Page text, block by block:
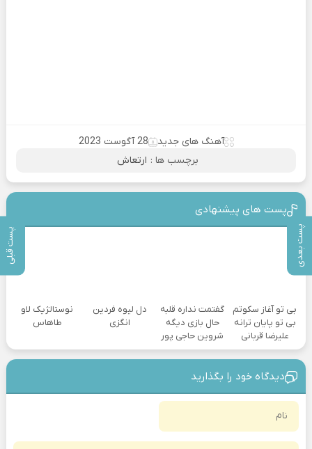
پست بعدی پست قبلی
آهنگ های جدید
28 آگوست 2023
برچسب ها : ارتعاش
پست های پیشنهادی
بی تو آغاز سکوتم
بی تو پایان ترانه
علیرضا قربانی
گفتمت نداره قلبه
حال بازی دیگه
شروین حاجی پور
دل لیوه فردین
انگزی
نوستالژیک لاو
طاهاس
دیدگاه خود را بگذارید